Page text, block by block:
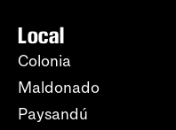
Local
Colonia
Maldonado
Paysandú